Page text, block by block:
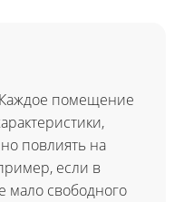
помещение
повлиять на
если в
мало свободного